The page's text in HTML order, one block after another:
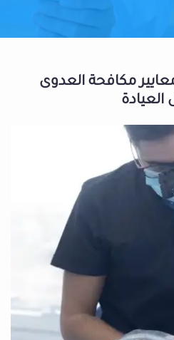
مكافحة العدوى
العيادة